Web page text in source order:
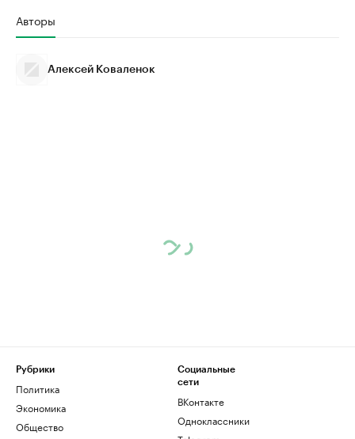
Авторы
Алексей Коваленок
Рубрики
Политика
Экономика
Общество
Социальные
сети
ВКонтакте
Одноклассники